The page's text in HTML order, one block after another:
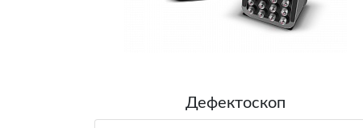
Дефектоскоп